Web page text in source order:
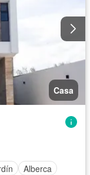
Casa
Alberca